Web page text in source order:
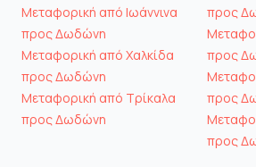
Μεταφορική από Ιωάννινα
προς Δωδώνη
Μεταφορική από Χαλκίδα
προς Δωδώνη
Μεταφορική από Τρίκαλα
προς Δωδώνη
προς
προς
προς
προς